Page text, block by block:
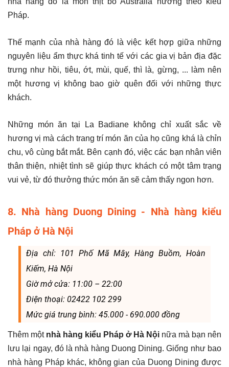
Pháp.
Thế mạnh của nhà hàng đó là việc kết hợp giữa những
nguyên liệu ẩm thực khá tinh tế với các gia vị bản địa đặc
trưng như hồi, tiêu, ớt, mùi, quế, thì là, gừng, ... làm nên
một hương vị không bao giờ quên đối với những thực
khách.
Những món ăn tại La Badiane không chỉ xuất sắc về
hương vị mà cách trang trí món ăn của họ cũng khá là chỉn
chu, vô cùng bắt mắt. Bên cạnh đó, việc các bạn nhân viên
thân thiện, nhiệt tình sẽ giúp thực khách có một tâm trạng
vui vẻ, từ đó thưởng thức món ăn sẽ cảm thấy ngon hơn.
8. Nhà hàng Duong Dining - Nhà hàng kiểu
Pháp ở Hà Nội
Địa chỉ: 101 Phố Mã Mây, Hàng Buồm, Hoàn
Kiếm, Hà Nội
Giờ mở cửa: 11:00 – 22:00
Điện thoại: 02422 102 299
Mức giá trung bình: 45.000 - 690.000 đồng
Thêm mộtnhà hàng kiểu Pháp ở Hà Nội nữa mà bạn nên
lưu lại ngay, đó là nhà hàng Duong Dining. Giống như bao
nhà hàng Pháp khác, không gian của Duong Dining được